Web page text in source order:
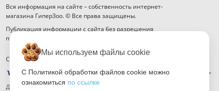
Вся информация на сайте – собственность интернет-
магазина ГиперЗоо. © Все права защищены.
Публикация информации с сайта без разрешения
правообладателя запрещена.
Способы оплаты
Договор публичной оферты
Мы используем файлы cookie
С Политикой обработки файлов cookie можно
ознакомиться по ссылке